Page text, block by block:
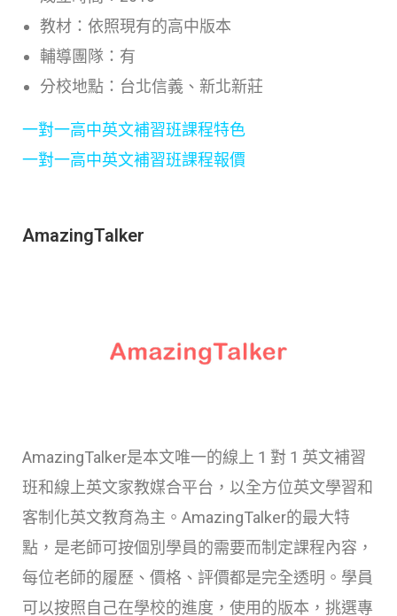
教材：依照現有的高中版本
輔導團隊：有
分校地點：台北信義、新北新莊
一對一高中英文補習班課程特色
一對一高中英文補習班課程報價
AmazingTalker
AmazingTalker是本文唯一的線上 1 對 1 英文補習
班和線上英文家教媒合平台，以全方位英文學習和
客制化英文教育為主。AmazingTalker的最大特
點，是老師可按個別學員的需要而制定課程內容，
每位老師的履歷、價格、評價都是完全透明。學員
可以按照自己在學校的進度，使用的版本，挑選專